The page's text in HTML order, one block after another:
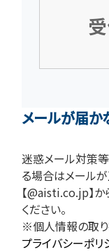
メールが届か
迷惑メール対策
る場合はメールが
【@aisti.co.jp】
ください。
※個人情報の取り
プライバシーポリ